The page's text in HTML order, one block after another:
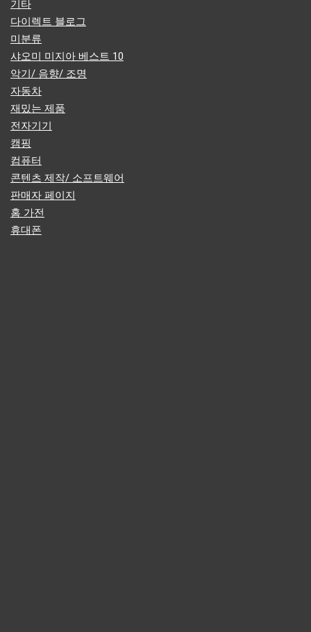
기타
다이렉트 블로그
미분류
샤오미 미지아 베스트 10
악기/ 음향/ 조명
자동차
재밌는 제품
전자기기
캠핑
컴퓨터
콘텐츠 제작/ 소프트웨어
판매자 페이지
홈 가전
휴대폰